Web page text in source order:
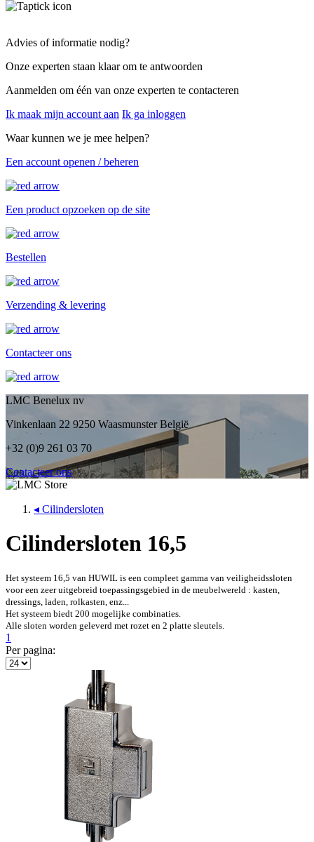
Advies of informatie nodig?
Onze experten staan klaar om te antwoorden
Aanmelden om één van onze experten te contacteren
Ik maak mijn account aan Ik ga inloggen
Waar kunnen we je mee helpen?
Een account openen / beheren
Een product opzoeken op de site
Bestellen
Verzending & levering
Contacteer ons
LMC Benelux nv
Vinkenlaan 22 9250 Waasmunster België
+32 (0)9 261 03 70
Contacteer ons
◂ Cilindersloten
Cilindersloten 16,5
Het systeem 16,5 van HUWIL is een compleet gamma van veiligheidssloten
voor een zeer uitgebreid toepassingsgebied in de meubelwereld : kasten,
dressings, laden, rolkasten, enz...
Het systeem biedt 200 mogelijke combinaties.
Alle sloten worden geleverd met rozet en 2 platte sleutels.
1
Per pagina: